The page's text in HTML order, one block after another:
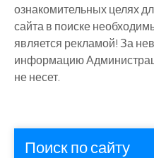
ознакомительных целях
сайта в поиске
является рекламой! За
информацию
не несет.
Поиск по сайту